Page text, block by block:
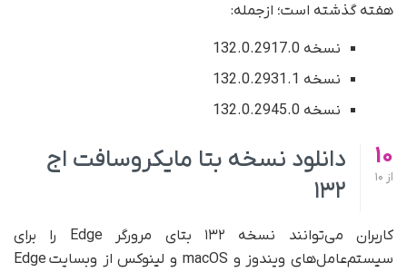
هفته گذشته است؛ از‌جمله:
نسخه 132.0.2917.0
نسخه 132.0.2931.1
نسخه 132.0.2945.0
10
از
دانلود نسخه بتا مایکروسافت اج
۱۳۲
کاربران می‌توانند نسخه ۱۳۲ بتای مرورگر Edge را برای
سیستم‌عامل‌های ویندوز و macOS و لینوکس از وبسایت Edge